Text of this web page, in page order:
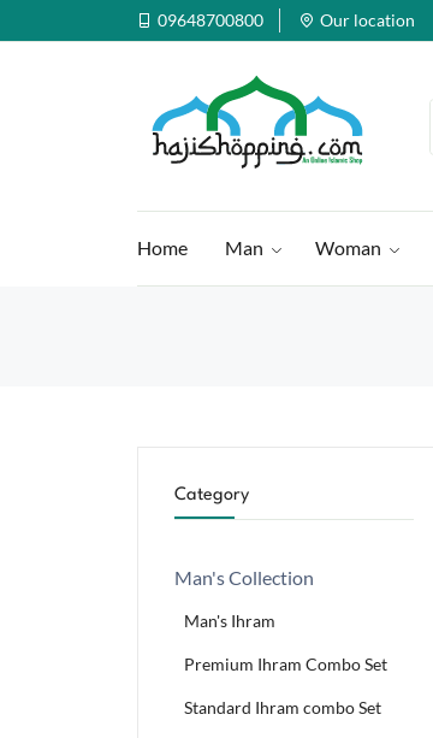
09648700800 Our location
Home Man Woman
Category
Man's Collection
Man's Ihram
Premium Ihram Combo Set
Standard Ihram combo Set